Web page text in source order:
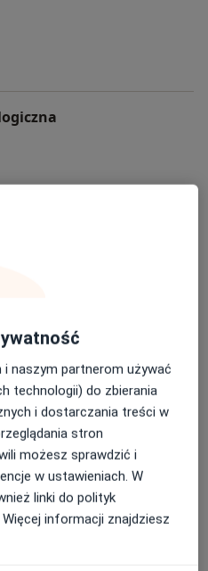
prenatalne
endokrynologiczna
owulacji
ciąży
naszym partnerom używać
technologii) do zbierania
i dostarczania treści w
stron
możesz sprawdzić i
w ustawieniach. W
linki do polityk
informacji znajdziesz